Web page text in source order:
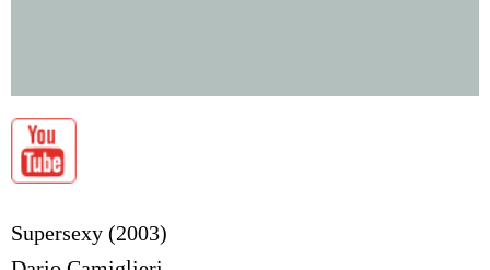
Supersexy (2003)